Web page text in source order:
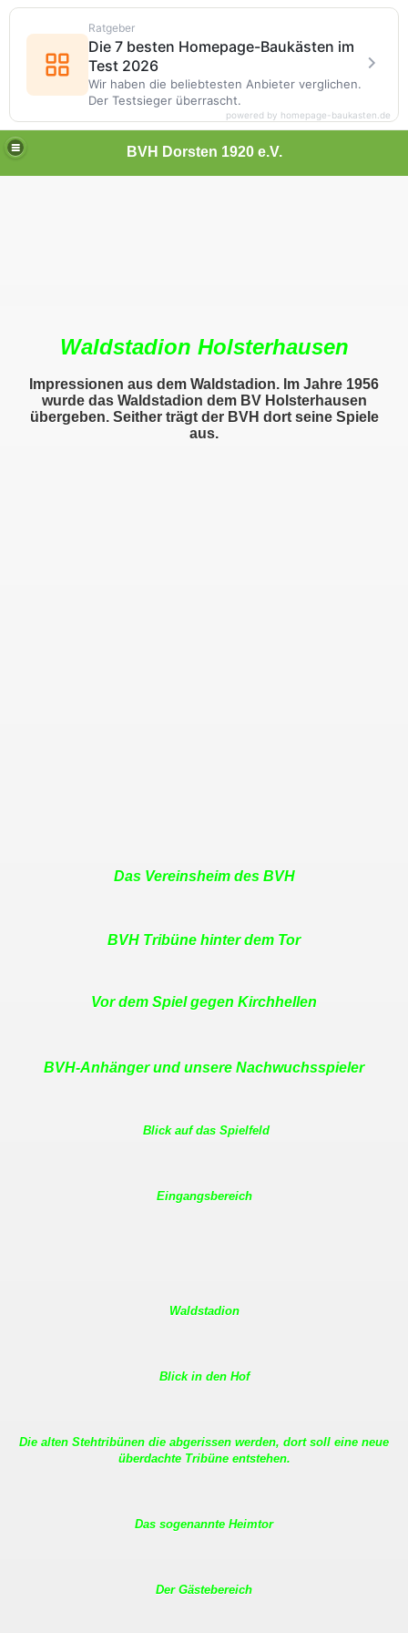
BVH Dorsten 1920 e.V.
Waldstadion Holsterhausen
Impressionen aus dem Waldstadion. Im Jahre 1956
wurde das Waldstadion dem BV Holsterhausen
übergeben. Seither trägt der BVH dort seine Spiele
aus.
Das Vereinsheim des BVH
BVH Tribüne hinter dem Tor
Vor dem Spiel gegen Kirchhellen
BVH-Anhänger und unsere Nachwuchsspieler
Blick auf das Spielfeld
Eingangsbereich
Waldstadion
Blick in den Hof
Die alten Stehtribünen die abgerissen werden, dort soll eine neue
überdachte Tribüne entstehen.
Das sogenannte Heimtor
Der Gästebereich
Ratgeber
Die 7 besten Homepage-Baukästen im
Test 2026
Wir haben die beliebtesten Anbieter verglichen.
Der Testsieger überrascht.
powered by homepage-baukasten.de